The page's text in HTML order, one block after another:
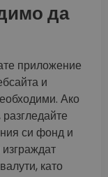
да
приложение
и
Ако
си фонд и
като